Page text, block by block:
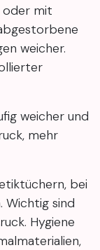
oder mit
weicher.
weicher und
mehr
bei
Wichtig sind
Hygiene